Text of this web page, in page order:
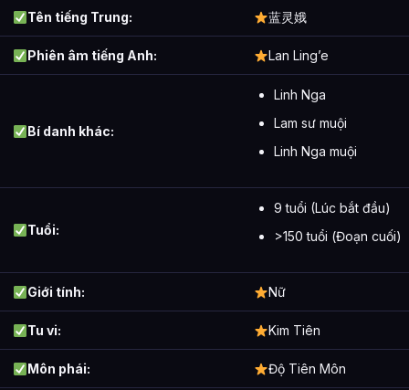
Tên tiếng Trung: 蓝灵娥
Phiên âm tiếng Anh: Lan Ling’e
Bí danh khác:
Linh Nga
Lam sư muội
Linh Nga muội
Tuổi:
9 tuổi (Lúc bắt đầu)
>150 tuổi (Đoạn cuối)
Giới tính: Nữ
Tu vi: Kim Tiên
Môn phái: Độ Tiên Môn